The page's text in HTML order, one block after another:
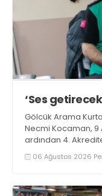
‘Ses
Gölcük Arama
Necmi Kocaman, 9
ardından 4.
bulundu.
06 Ağustos 2026